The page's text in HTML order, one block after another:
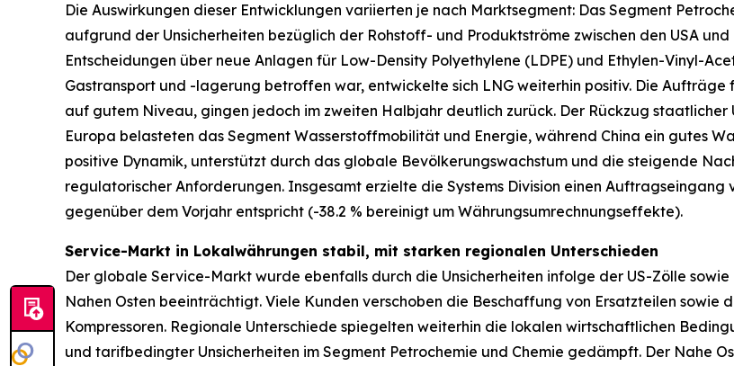
Die Auswirkungen dieser Entwicklungen variierten je nach Marktsegment: Das Segment
aufgrund der Unsicherheiten bezüglich der Rohstoff- und Produktströme zwischen den USA
Entscheidungen über neue Anlagen für Low-Density Polyethylene (LDPE) und Ethylen-Vinyl-
Gastransport und -lagerung betroffen war, entwickelte sich LNG weiterhin positiv. Die Aufträge
auf gutem Niveau, gingen jedoch im zweiten Halbjahr deutlich zurück. Der Rückzug staatlicher
Europa belasteten das Segment Wasserstoffmobilität und Energie, während China ein gutes
positive Dynamik, unterstützt durch das globale Bevölkerungswachstum und die steigende
regulatorischer Anforderungen. Insgesamt erzielte die Systems Division einen Auftragseingang
gegenüber dem Vorjahr entspricht (-38.2 % bereinigt um Währungsumrechnungseffekte).
Service-Markt in Lokalwährungen stabil, mit starken regionalen Unterschieden
Der globale Service-Markt wurde ebenfalls durch die Unsicherheiten infolge der US-Zölle
Nahen Osten beeinträchtigt. Viele Kunden verschoben die Beschaffung von Ersatzteilen
Kompressoren. Regionale Unterschiede spiegelten weiterhin die lokalen wirtschaftlichen
und tarifbedingter Unsicherheiten im Segment Petrochemie und Chemie gedämpft. Der Nahe